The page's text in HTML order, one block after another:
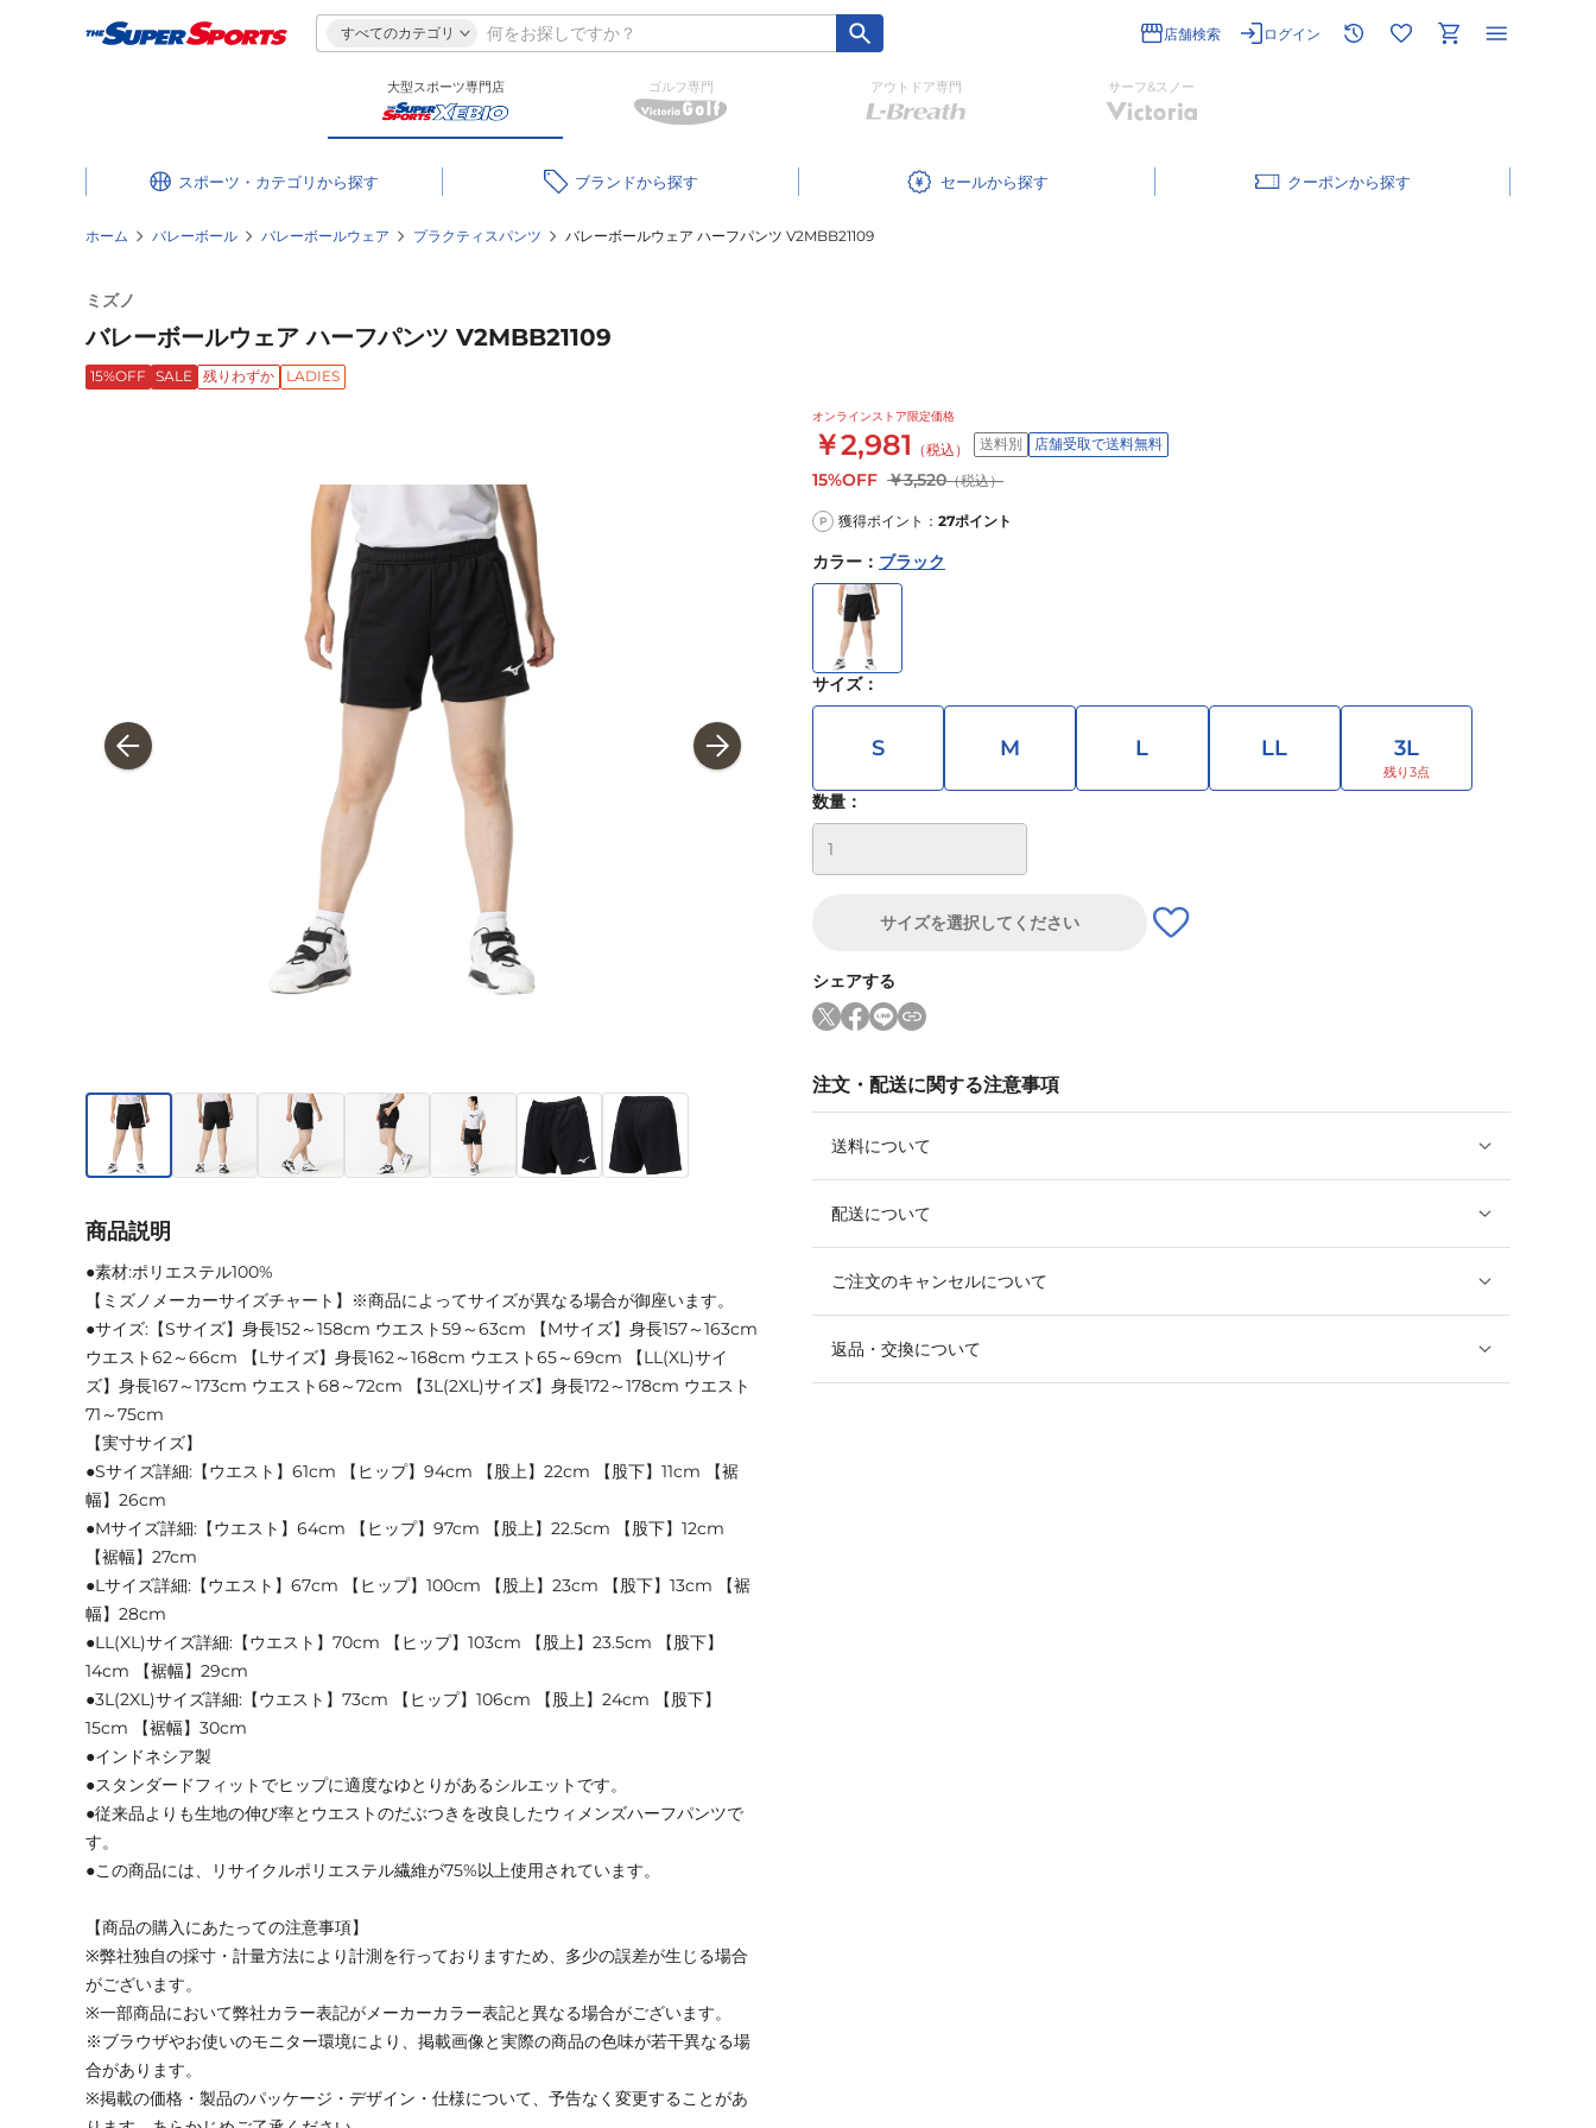
すべてのカテゴリ 店舗検索 ログイン
大型スポーツ専門店 ゴルフ専門 アウトドア専門 サーフ&スノー
スポーツ・カテゴリ ブランド セール クーポン
ホーム バレーボール バレーボールウェア プラクティスパンツ バレーボールウェア ハーフパンツ V2MBB21109
ミズノ
バレーボールウェア ハーフパンツ V2MBB21109
15%OFF SALE 残りわずか LADIES
オンラインストア限定価格
￥2,981 （税込） 送料別 店舗受取で送料無料
15%OFF ￥3,520（税込）
P 獲得ポイント： 27ポイント
カラー ： ブラック
サイズ：
S M L LL 3L
数量：
サイズを選択してください
シェアする
注文・配送に関する注意事項
送料について
配送について
ご注文のキャンセルについて
返品・交換について
商品説明
●素材:ポリエステル100%
【ミズノメーカーサイズチャート】※商品によってサイズが異なる場合が御座います。
●サイズ:【Sサイズ】身長152～158cm ウエスト59～63cm 【Mサイズ】身長157～163cm
ウエスト62～66cm 【Lサイズ】身長162～168cm ウエスト65～69cm 【LL(XL)サイ
ズ】身長167～173cm ウエスト68～72cm 【3L(2XL)サイズ】身長172～178cm ウエスト
71～75cm
【実寸サイズ】
●Sサイズ詳細:【ウエスト】61cm 【ヒップ】94cm 【股上】22cm 【股下】11cm 【裾
幅】26cm
●Mサイズ詳細:【ウエスト】64cm 【ヒップ】97cm 【股上】22.5cm 【股下】12cm
【裾幅】27cm
●Lサイズ詳細:【ウエスト】67cm 【ヒップ】100cm 【股上】23cm 【股下】13cm 【裾
幅】28cm
●LL(XL)サイズ詳細:【ウエスト】70cm 【ヒップ】103cm 【股上】23.5cm 【股下】
14cm 【裾幅】29cm
●3L(2XL)サイズ詳細:【ウエスト】73cm 【ヒップ】106cm 【股上】24cm 【股下】
15cm 【裾幅】30cm
●インドネシア製
●スタンダードフィットでヒップに適度なゆとりがあるシルエットです。
●従来品よりも生地の伸び率とウエストのだぶつきを改良したウィメンズハーフパンツで
す。
●この商品には、リサイクルポリエステル繊維が75%以上使用されています。
【商品の購入にあたっての注意事項】
※弊社独自の採寸・計量方法により計測を行っておりますため、多少の誤差が生じる場合
がございます。
※一部商品において弊社カラー表記がメーカーカラー表記と異なる場合がございます。
※ブラウザやお使いのモニター環境により、掲載画像と実際の商品の色味が若干異なる場
合があります。
※掲載の価格・製品のパッケージ・デザイン・仕様について、予告なく変更することがあ